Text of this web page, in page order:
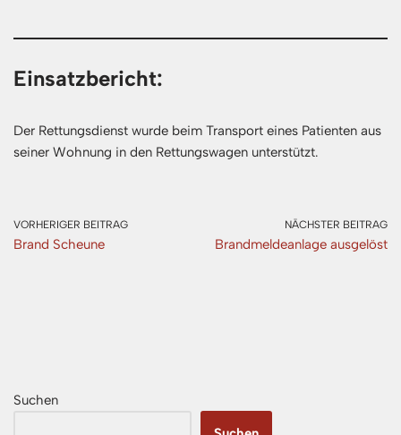
Einsatzbericht:
Der Rettungsdienst wurde beim Transport eines Patienten aus
seiner Wohnung in den Rettungswagen unterstützt.
VORHERIGER BEITRAG
Brand Scheune
NÄCHSTER BEITRAG
Brandmeldeanlage ausgelöst
Suchen